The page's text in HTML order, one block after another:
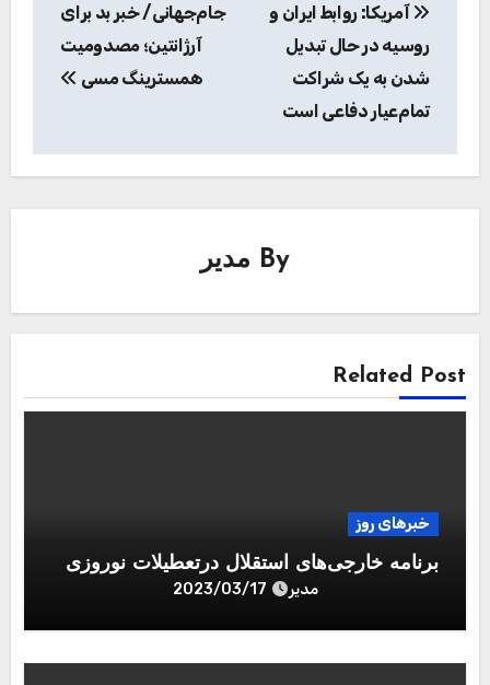
نوشته
آمریکا: روابط ایران و
روسیه در حال تبدیل
شدن به یک شراکت
تمام‌عیار دفاعی است
جام‌جهانی/ خبر بد برای
آرژانتین؛ مصدومیت
همسترینگ مسی
By مدیر
Related Post
خبرهای روز
برنامه خارجی‌های استقلال درتعطیلات نوروزی
مدیر 2023/03/17